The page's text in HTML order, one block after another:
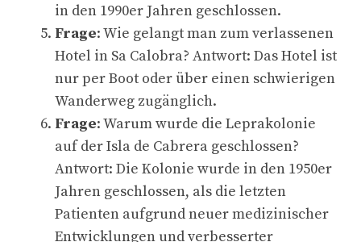
in den 1990er Jahren geschlossen.
Frage: Wie gelangt man zum verlassenen
Hotel in Sa Calobra? Antwort: Das Hotel ist
nur per Boot oder über einen schwierigen
Wanderweg zugänglich.
Frage: Warum wurde die Leprakolonie
auf der Isla de Cabrera geschlossen?
Antwort: Die Kolonie wurde in den 1950er
Jahren geschlossen, als die letzten
Patienten aufgrund neuer medizinischer
Entwicklungen und verbesserter